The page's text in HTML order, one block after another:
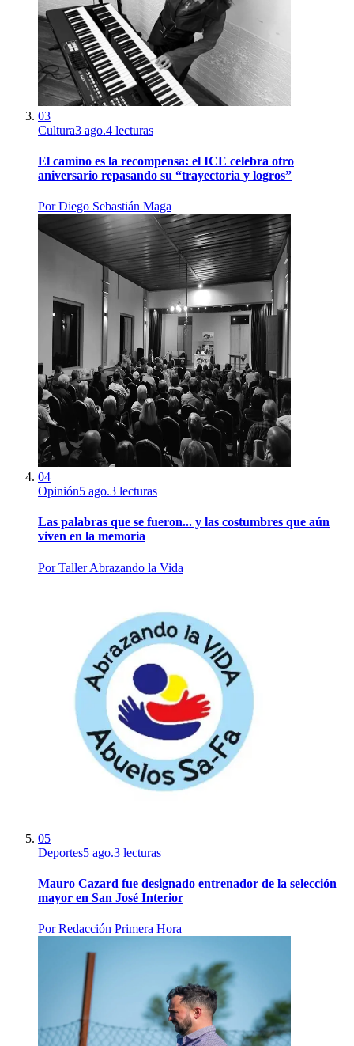
03
Cultura3 ago.4 lecturas
El camino es la recompensa: el ICE celebra otro
aniversario repasando su “trayectoria y logros”
PorDiego Sebastián Maga
04
Opinión5 ago.3 lecturas
Las palabras que se fueron... y las costumbres que aún
viven en la memoria
PorTaller Abrazando la Vida
05
Deportes5 ago.3 lecturas
Mauro Cazard fue designado entrenador de la selección
mayor en San José Interior
PorRedacción Primera Hora